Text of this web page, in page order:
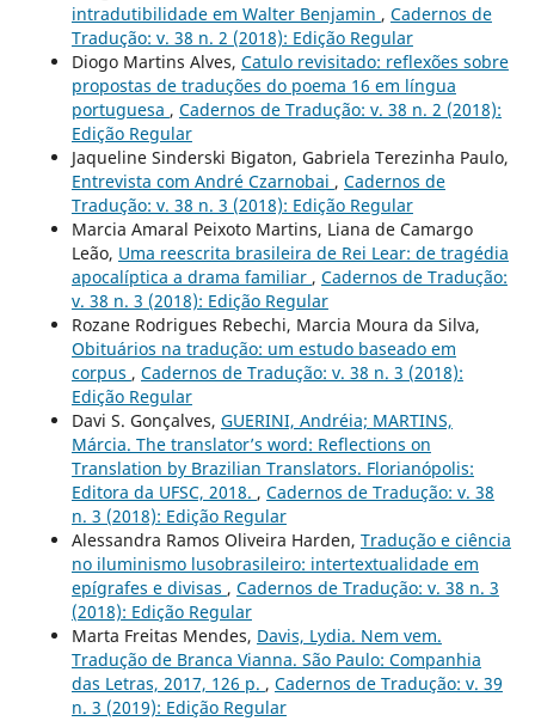
intradutibilidade em Walter Benjamin , Cadernos de
Tradução: v. 38 n. 2 (2018): Edição Regular
Diogo Martins Alves, Catulo revisitado: reflexões sobre
propostas de traduções do poema 16 em língua
portuguesa , Cadernos de Tradução: v. 38 n. 2 (2018):
Edição Regular
Jaqueline Sinderski Bigaton, Gabriela Terezinha Paulo,
Entrevista com André Czarnobai , Cadernos de
Tradução: v. 38 n. 3 (2018): Edição Regular
Marcia Amaral Peixoto Martins, Liana de Camargo
Leão, Uma reescrita brasileira de Rei Lear: de tragédia
apocalíptica a drama familiar , Cadernos de Tradução:
v. 38 n. 3 (2018): Edição Regular
Rozane Rodrigues Rebechi, Marcia Moura da Silva,
Obituários na tradução: um estudo baseado em
corpus , Cadernos de Tradução: v. 38 n. 3 (2018):
Edição Regular
Davi S. Gonçalves, GUERINI, Andréia; MARTINS,
Márcia. The translator’s word: Reflections on
Translation by Brazilian Translators. Florianópolis:
Editora da UFSC, 2018. , Cadernos de Tradução: v. 38
n. 3 (2018): Edição Regular
Alessandra Ramos Oliveira Harden, Tradução e ciência
no iluminismo lusobrasileiro: intertextualidade em
epígrafes e divisas , Cadernos de Tradução: v. 38 n. 3
(2018): Edição Regular
Marta Freitas Mendes, Davis, Lydia. Nem vem.
Tradução de Branca Vianna. São Paulo: Companhia
das Letras, 2017, 126 p. , Cadernos de Tradução: v. 39
n. 3 (2019): Edição Regular